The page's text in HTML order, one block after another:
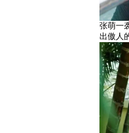
张萌一
出傲人